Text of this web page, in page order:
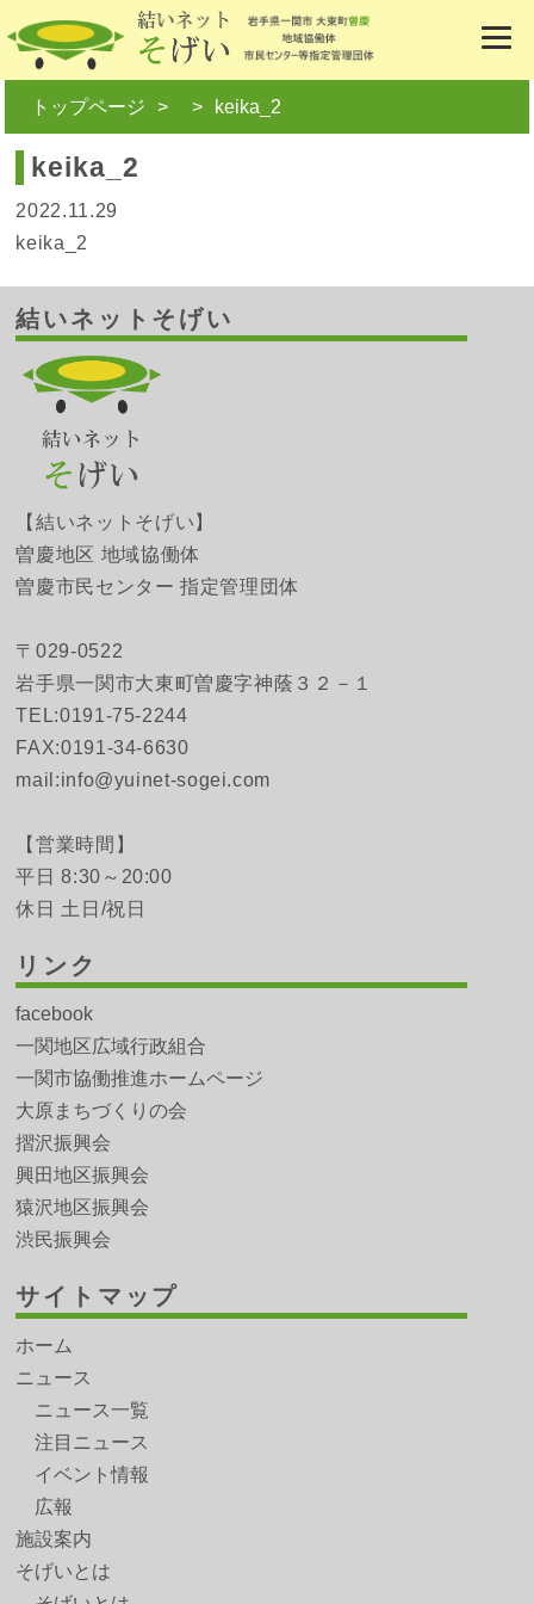
トップページ keika_2
keika_2
2022.11.29
keika_2
結いネットそげい
【結いネットそげい】
曽慶地区 地域協働体
曽慶市民センター 指定管理団体
〒029-0522
岩手県一関市大東町曽慶字神蔭３２－１
TEL:0191-75-2244
FAX:0191-34-6630
mail:info@yuinet-sogei.com
【営業時間】
平日 8:30～20:00
休日 土日/祝日
リンク
facebook
一関地区広域行政組合
一関市協働推進ホームページ
大原まちづくりの会
摺沢振興会
興田地区振興会
猿沢地区振興会
渋民振興会
サイトマップ
ホーム
ニュース
ニュース一覧
注目ニュース
イベント情報
広報
施設案内
そげいとは